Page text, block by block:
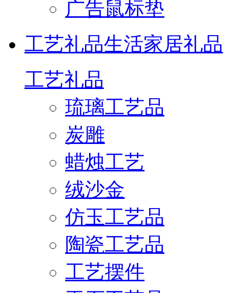
广告鼠标垫
工艺礼品生活家居礼品
工艺礼品
琉璃工艺品
炭雕
蜡烛工艺
绒沙金
仿玉工艺品
陶瓷工艺品
工艺摆件